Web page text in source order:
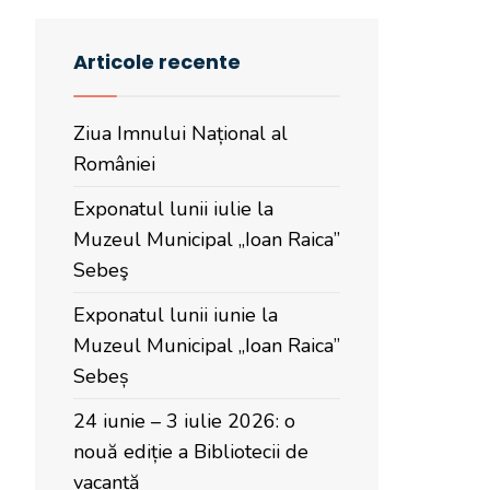
Articole recente
Ziua Imnului Național al
României
Exponatul lunii iulie la
Muzeul Municipal „Ioan Raica”
Sebeş
Exponatul lunii iunie la
Muzeul Municipal „Ioan Raica”
Sebeș
24 iunie – 3 iulie 2026: o
nouă ediție a Bibliotecii de
vacanță